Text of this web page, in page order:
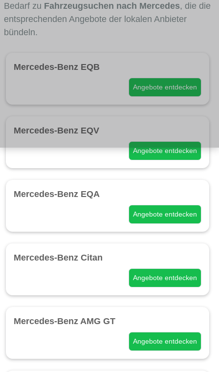
Bedarf zu Fahrzeugsuchen nach Mercedes, die die
entsprechenden Angebote der lokalen Anbieter
bündeln.
Mercedes-Benz EQB
Angebote entdecken
Mercedes-Benz EQV
Angebote entdecken
Mercedes-Benz EQA
Angebote entdecken
Mercedes-Benz Citan
Angebote entdecken
Mercedes-Benz AMG GT
Angebote entdecken